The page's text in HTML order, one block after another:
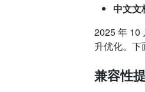
中文文
2025 年 10
升优化。下
兼容性